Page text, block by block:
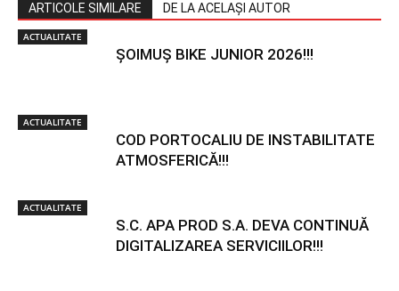
ARTICOLE SIMILARE DE LA ACELAȘI AUTOR
ACTUALITATE
ȘOIMUȘ BIKE JUNIOR 2026!!!
ACTUALITATE
COD PORTOCALIU DE INSTABILITATE
ATMOSFERICĂ!!!
ACTUALITATE
S.C. APA PROD S.A. DEVA CONTINUĂ
DIGITALIZAREA SERVICIILOR!!!